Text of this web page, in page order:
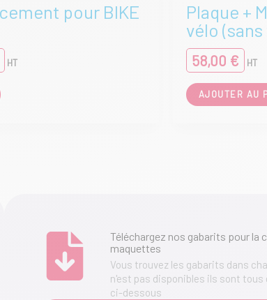
pour BIKE
Plage
de
HT
produit
Plaque +
vélo
58,00 € HT
AJOUTER AU
Téléchargez nos gabarits pour la
maquettes
Vous trouvez les gabarits dans
n'est pas disponibles ils sont tous
ci-dessous